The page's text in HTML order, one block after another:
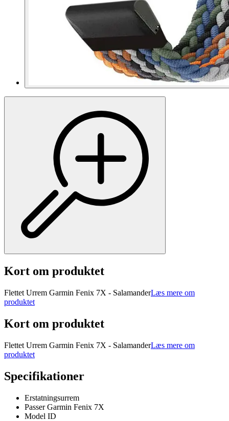
Kort om produktet
Flettet Urrem Garmin Fenix 7X - SalamanderLæs mere om
produktet
Kort om produktet
Flettet Urrem Garmin Fenix 7X - SalamanderLæs mere om
produktet
Specifikationer
Erstatningsurrem
Passer Garmin Fenix 7X
Model ID